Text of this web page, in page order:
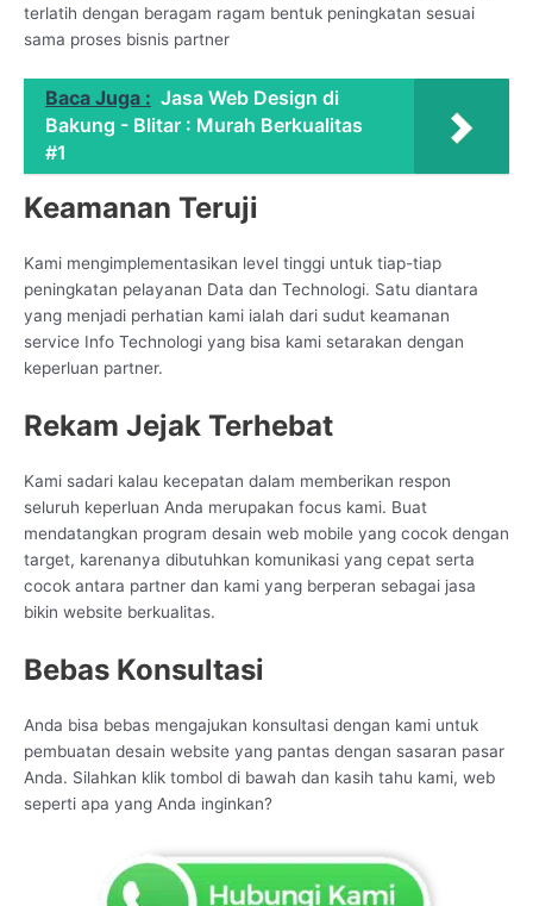
terlatih dengan beragam ragam bentuk peningkatan sesuai
sama proses bisnis partner
Baca Juga : Jasa Web Design di
Bakung - Blitar : Murah Berkualitas
#1
Keamanan Teruji
Kami mengimplementasikan level tinggi untuk tiap-tiap
peningkatan pelayanan Data dan Technologi. Satu diantara
yang menjadi perhatian kami ialah dari sudut keamanan
service Info Technologi yang bisa kami setarakan dengan
keperluan partner.
Rekam Jejak Terhebat
Kami sadari kalau kecepatan dalam memberikan respon
seluruh keperluan Anda merupakan focus kami. Buat
mendatangkan program desain web mobile yang cocok dengan
target, karenanya dibutuhkan komunikasi yang cepat serta
cocok antara partner dan kami yang berperan sebagai jasa
bikin website berkualitas.
Bebas Konsultasi
Anda bisa bebas mengajukan konsultasi dengan kami untuk
pembuatan desain website yang pantas dengan sasaran pasar
Anda. Silahkan klik tombol di bawah dan kasih tahu kami, web
seperti apa yang Anda inginkan?